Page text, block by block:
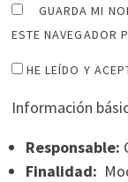
GUARDA MI
ESTE NAVEGADOR
HE LEÍDO Y
Información
Responsable:
Finalidad: